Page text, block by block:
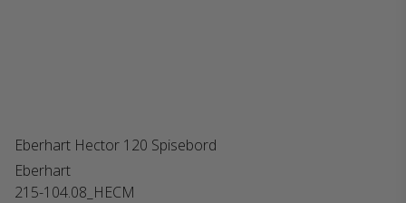
Eberhart Hector 120 Spisebord
Eberhart
215-104.08_HECM